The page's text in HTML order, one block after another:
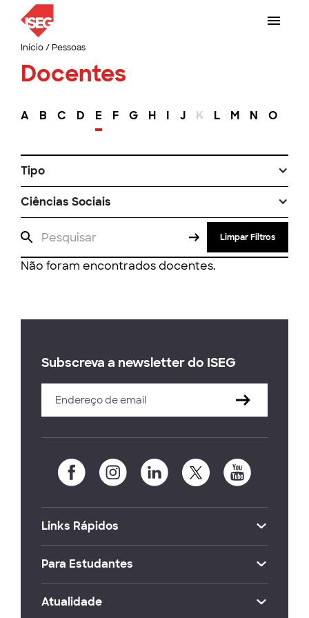
Início/ Pessoas
Docentes
A B C D E F G H I J K L M N O
Tipo
Ciências Sociais
Limpar Filtros
Não foram encontrados docentes.
Subscreva a newsletter do ISEG
Links Rápidos
Para Estudantes
Atualidade